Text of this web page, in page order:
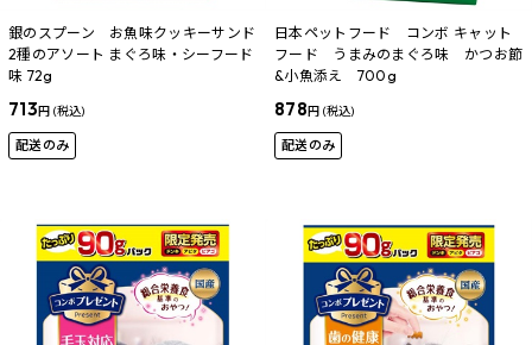
銀のスプーン お魚味クッキーサンド
2種のアソート まぐろ味・シーフード
味 72g
713円 (税込)
配送のみ
日本ペットフード コンボ キャット
フード うまみのまぐろ味 かつお節
&小魚添え 700g
878円 (税込)
配送のみ